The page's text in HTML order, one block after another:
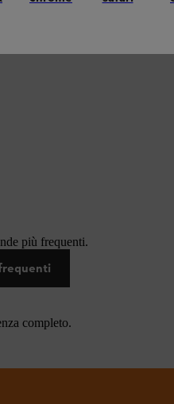
più frequenti.
completo.